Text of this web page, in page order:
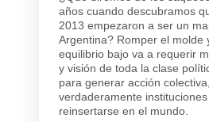
años cuando descubramos
2013 empezaron a ser un
Argentina? Romper el molde
equilibrio bajo va a requerir
y visión de toda la clase
para generar acción
verdaderamente
reinsertarse en el mundo.